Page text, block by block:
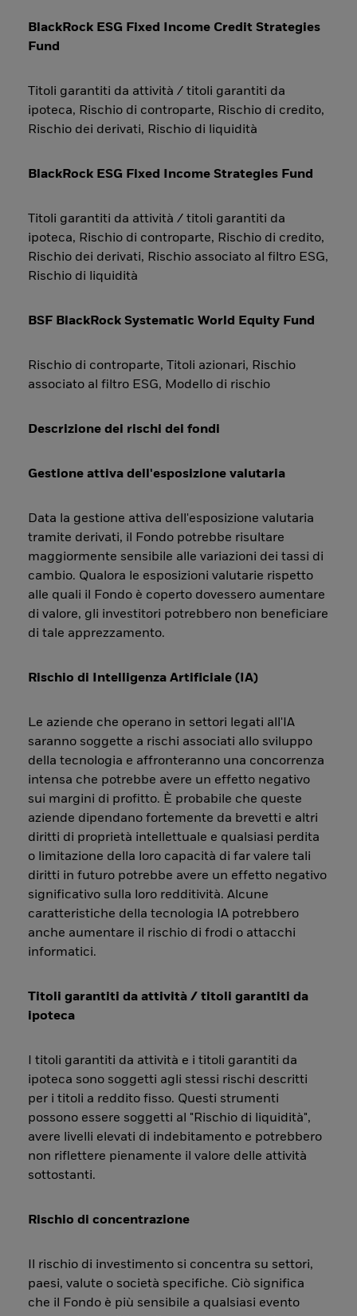
BlackRock ESG Fixed Income Credit Strategies
Fund
Titoli garantiti da attività / titoli garantiti da
ipoteca, Rischio di controparte, Rischio di credito,
Rischio dei derivati, Rischio di liquidità
BlackRock ESG Fixed Income Strategies Fund
Titoli garantiti da attività / titoli garantiti da
ipoteca, Rischio di controparte, Rischio di credito,
Rischio dei derivati, Rischio associato al filtro ESG,
Rischio di liquidità
BSF BlackRock Systematic World Equity Fund
Rischio di controparte, Titoli azionari, Rischio
associato al filtro ESG, Modello di rischio
Descrizione dei rischi dei fondi
Gestione attiva dell'esposizione valutaria
Data la gestione attiva dell'esposizione valutaria
tramite derivati, il Fondo potrebbe risultare
maggiormente sensibile alle variazioni dei tassi di
cambio. Qualora le esposizioni valutarie rispetto
alle quali il Fondo è coperto dovessero aumentare
di valore, gli investitori potrebbero non beneficiare
di tale apprezzamento.
Rischio di Intelligenza Artificiale (IA)
Le aziende che operano in settori legati all'IA
saranno soggette a rischi associati allo sviluppo
della tecnologia e affronteranno una concorrenza
intensa che potrebbe avere un effetto negativo
sui margini di profitto. È probabile che queste
aziende dipendano fortemente da brevetti e altri
diritti di proprietà intellettuale e qualsiasi perdita
o limitazione della loro capacità di far valere tali
diritti in futuro potrebbe avere un effetto negativo
significativo sulla loro redditività. Alcune
caratteristiche della tecnologia IA potrebbero
anche aumentare il rischio di frodi o attacchi
informatici.
Titoli garantiti da attività / titoli garantiti da
ipoteca
I titoli garantiti da attività e i titoli garantiti da
ipoteca sono soggetti agli stessi rischi descritti
per i titoli a reddito fisso. Questi strumenti
possono essere soggetti al "Rischio di liquidità",
avere livelli elevati di indebitamento e potrebbero
non riflettere pienamente il valore delle attività
sottostanti.
Rischio di concentrazione
Il rischio di investimento si concentra su settori,
paesi, valute o società specifiche. Ciò significa
che il Fondo è più sensibile a qualsiasi evento